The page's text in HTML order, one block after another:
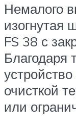
Немалого
изогнутая
FS 38 с
Благодаря
очисткой
или